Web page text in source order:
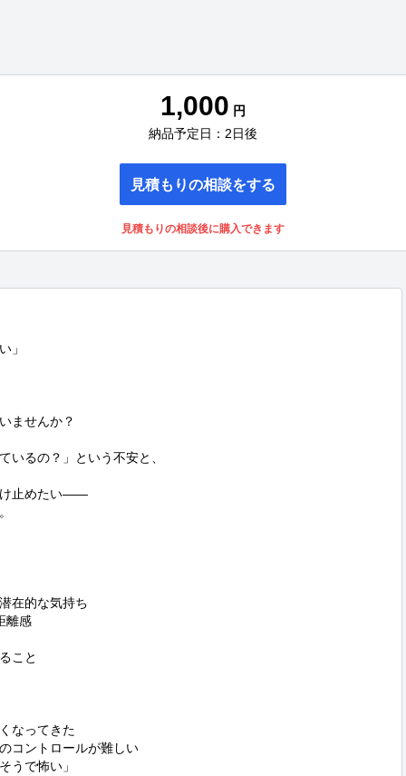
1,000 円
納品予定日：2日後
見積もりの相談をする
見積もりの相談後に購入できます
」
ませんか？
いるの？」という不安と、
け止めたい――
在的な気持ち
離感
こと
なってきた
コントロールが難しい
うで怖い」